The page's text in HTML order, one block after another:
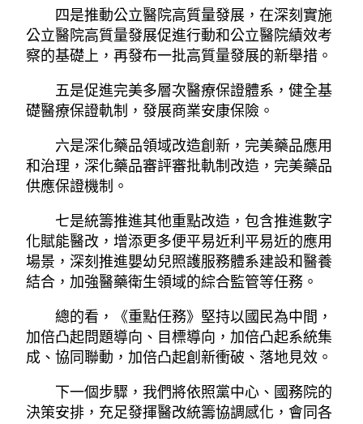
四是推動公立醫院高質量發展，在深刻實施
公立醫院高質量發展促進行動和公立醫院績效考
察的基礎上，再發布一批高質量發展的新舉措。
五是促進完美多層次醫療保證體系，健全基
礎醫療保證軌制，發展商業安康保險。
六是深化藥品領域改造創新，完美藥品應用
和治理，深化藥品審評審批軌制改造，完美藥品
供應保證機制。
七是統籌推進其他重點改造，包含推進數字
化賦能醫改，增添更多便平易近利平易近的應用
場景，深刻推進嬰幼兒照護服務體系建設和醫養
結合，加強醫藥衛生領域的綜合監管等任務。
總的看，《重點任務》堅持以國民為中間，
加倍凸起問題導向、目標導向，加倍凸起系統集
成、協同聯動，加倍凸起創新衝破、落地見效。
下一個步驟，我們將依照黨中心、國務院的
決策安排，充足發揮醫改統籌協調感化，會同各